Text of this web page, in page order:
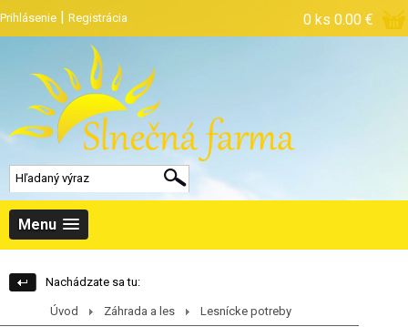
Prihlásenie | Registrácia 0 ks 0.00 €
Menu
Nachádzate sa tu:
Úvod Záhrada a les Lesnícke potreby